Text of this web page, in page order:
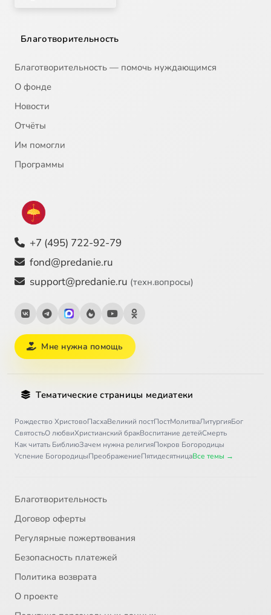
Благотворительность
Благотворительность — помочь нуждающимся
О фонде
Новости
Отчёты
Им помогли
Программы
+7 (495) 722-92-79
fond@predanie.ru
support@predanie.ru (техн.вопросы)
Мне нужна помощь
Тематические страницы медиатеки
Рождество ХристовоПасхаВеликий постПостМолитваЛитургияБог
СвятостьО любвиХристианский бракВоспитание детейСмерть
Как читать БиблиюЗачем нужна религияПокров Богородицы
Успение БогородицыПреображениеПятидесятницаВсе темы →
Благотворительность
Договор оферты
Регулярные пожертвования
Безопасность платежей
Политика возврата
О проекте